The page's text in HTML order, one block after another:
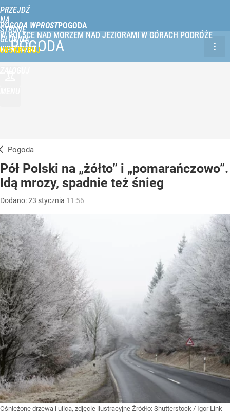
PRZEJDŹ
NA
STRONĘ
GŁÓWNĄ
WPROST.PL
POGODA WPROST
W POLSCE NAD MORZEM NAD JEZIORAMI W GÓRACH PODRÓŻE
POGODA
Pogoda
Pół Polski na „żółto” i „pomarańczowo”.
Idą mrozy, spadnie też śnieg
Dodano:23 stycznia 11:56
Ośnieżone drzewa i ulica, zdjęcie ilustracyjne Źródło: Shutterstock / Igor Link